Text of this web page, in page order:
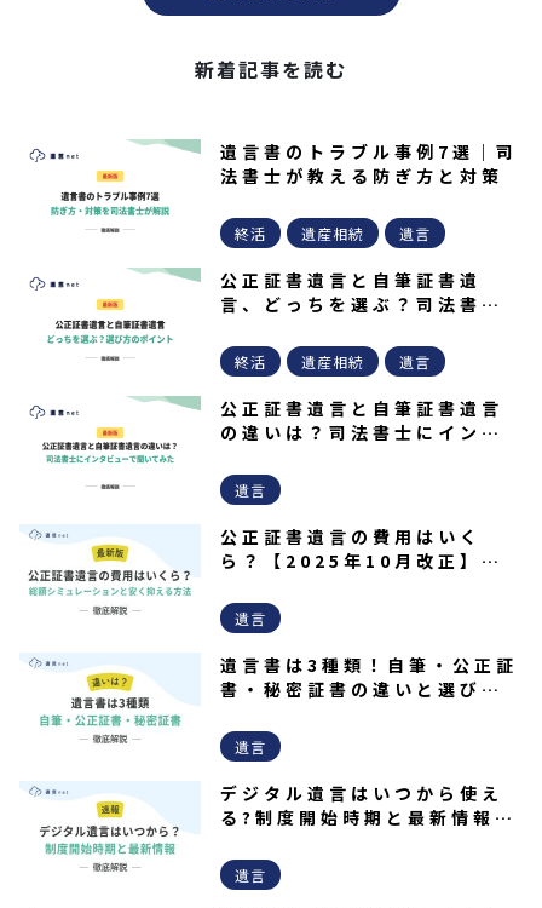
新着記事を読む
遺言書のトラブル事例7選｜司
法書士が教える防ぎ方と対策
終活 遺産相続 遺言
公正証書遺言と自筆証書遺
言、どっちを選ぶ？司法書士
終活 遺産相続 遺言
公正証書遺言と自筆証書遺言
の違いは？司法書士にインタ
遺言
公正証書遺言の費用はいく
ら？【2025年10月改正】総
える方法
遺言
遺言書は3種類！自筆・公正証
書・秘密証書の違いと選び方
遺言
デジタル遺言はいつから使え
る?制度開始時期と最新情報を
遺言